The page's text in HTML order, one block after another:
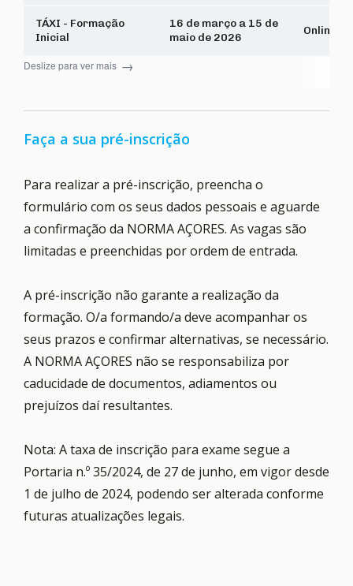
TÁXI - Formação
Inicial
16 de março a 15 de
maio de 2026
Online
Deslize para ver mais →
Faça a sua pré-inscrição
Para realizar a pré-inscrição, preencha o
formulário com os seus dados pessoais e aguarde
a confirmação da NORMA AÇORES. As vagas são
limitadas e preenchidas por ordem de entrada.
A pré-inscrição não garante a realização da
formação. O/a formando/a deve acompanhar os
seus prazos e confirmar alternativas, se necessário.
A NORMA AÇORES não se responsabiliza por
caducidade de documentos, adiamentos ou
prejuízos daí resultantes.
Nota: A taxa de inscrição para exame segue a
Portaria n.º 35/2024, de 27 de junho, em vigor desde
1 de julho de 2024, podendo ser alterada conforme
futuras atualizações legais.